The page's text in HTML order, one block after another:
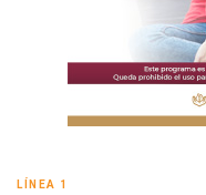
LÍNEA 1